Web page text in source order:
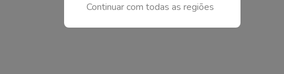
Continuar com todas as regiões